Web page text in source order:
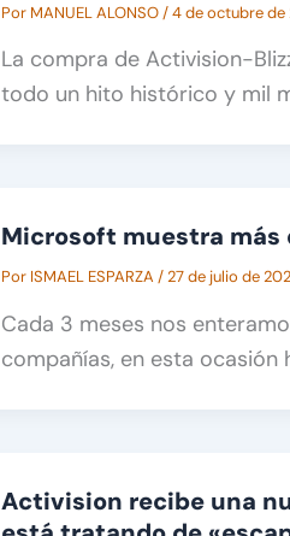
Por MANUEL ALONSO/4 de octubre de
La compra de Activision-
todo un hito histórico y mil
Microsoft muestra más
Por ISMAEL ESPARZA /27 de julio de
Cada 3 meses nos
compañías, en esta
Activision recibe una